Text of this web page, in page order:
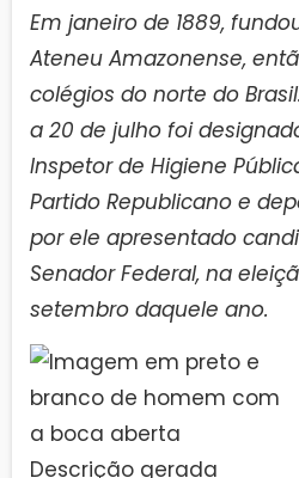
Em janeiro de 1889,
Ateneu Amazonense,
colégios do norte do
a 20 de julho foi
Inspetor de Higiene
Partido Republicano e
por ele apresentado
Senador Federal, na
setembro daquele ano.